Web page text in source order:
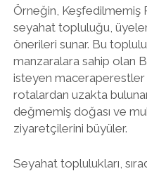
Örneğin, Keşfedilmemiş
seyahat topluluğu,
önerileri sunar. Bu
manzaralara sahip olan
isteyen maceraperestler
rotalardan uzakta
değmemiş doğası ve
ziyaretçilerini büyüler.
Seyahat toplulukları,